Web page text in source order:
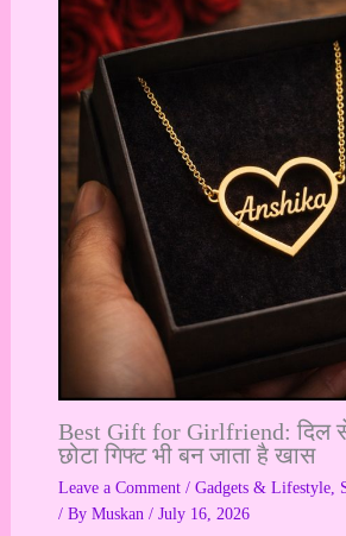
Best Gift for Girlfriend: दिल से
छोटा गिफ्ट भी बन जाता है खास
Leave a Comment / Gadgets & Lifestyle,
/ By Muskan / July 16, 2026